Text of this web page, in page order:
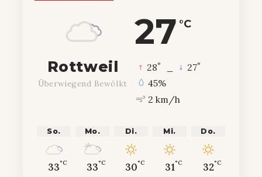
27 °C
Rottweil
Überwiegend Bewölkt
28° 27°
45%
2 km/h
So.
33°C
Mo.
33°C
Di.
30°C
Mi.
31°C
Do.
32°C